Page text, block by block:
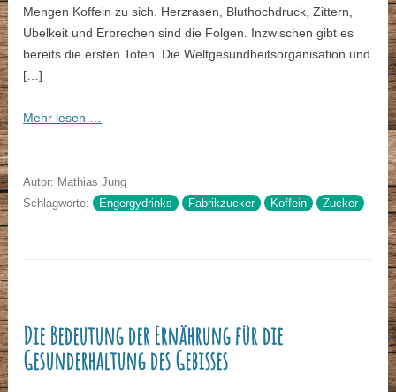
Mengen Koffein zu sich. Herzrasen, Bluthochdruck, Zittern,
Übelkeit und Erbrechen sind die Folgen. Inzwischen gibt es
bereits die ersten Toten. Die Weltgesundheitsorganisation und
[…]
Mehr lesen …
Autor: Mathias Jung
Schlagworte: Engergydrinks Fabrikzucker Koffein Zucker
Die Bedeutung der Ernährung für die
Gesunderhaltung des Gebisses